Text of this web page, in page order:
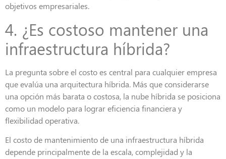
objetivos empresariales.
4. ¿Es costoso mantener una
infraestructura híbrida?
La pregunta sobre el costo es central para cualquier empresa
que evalúa una arquitectura híbrida. Más que considerarse
una opción más barata o costosa, la nube híbrida se posiciona
como un modelo para lograr eficiencia financiera y
flexibilidad operativa.
El costo de mantenimiento de una infraestructura híbrida
depende principalmente de la escala, complejidad y la